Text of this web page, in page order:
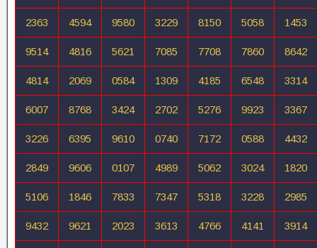
2363 4594 9580 3229 8150 5058 1453
9514 4816 5621 7085 7708 7860 8642
4814 2069 0584 1309 4185 6548 3314
6007 8768 3424 2702 5276 9923 3367
3226 6395 9610 0740 7172 0588 4432
2849 9606 0107 4989 5062 3024 1820
5106 1846 7833 7347 5318 3228 2985
9432 9621 2023 3613 4766 4141 3914